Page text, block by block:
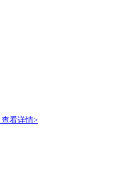
查看详情>